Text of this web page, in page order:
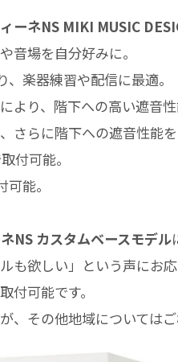
ーネNS MIKI MUSIC
音場を自分好みに。
楽器練習や配信に最適。
より、階下への高い遮音性
さらに階下への遮音性能を
付可能。
能。
NS カスタムベースモデル
も欲しい」という声にお
可能です。
その他地域についてはご